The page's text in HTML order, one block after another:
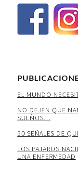
EL MUNDO
NO DEJEN QUE
SUEÑOS…
50 SEÑALES DE
LOS PAJAROS
UNA ENFERMEDAD